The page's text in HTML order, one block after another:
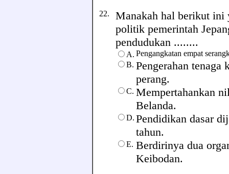
22. Manakah hal berikut ini
politik pemerintah
pendudukan ........
A. Pengangkatan empat
B. Pengerahan tenaga
perang.
C. Mempertahankan
Belanda.
D. Pendidikan dasar
tahun.
E. Berdirinya dua
Keibodan.